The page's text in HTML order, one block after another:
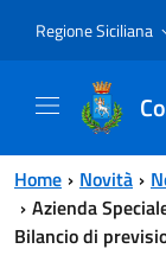
Regione Siciliana
Home Novità
Azienda
Bilancio di